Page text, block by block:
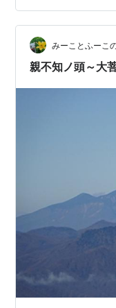
本百名山の一座で
め、南アルプスや
クセスしやすく、
の登山ルートとな
みーことふーこ
親不知ノ頭～大